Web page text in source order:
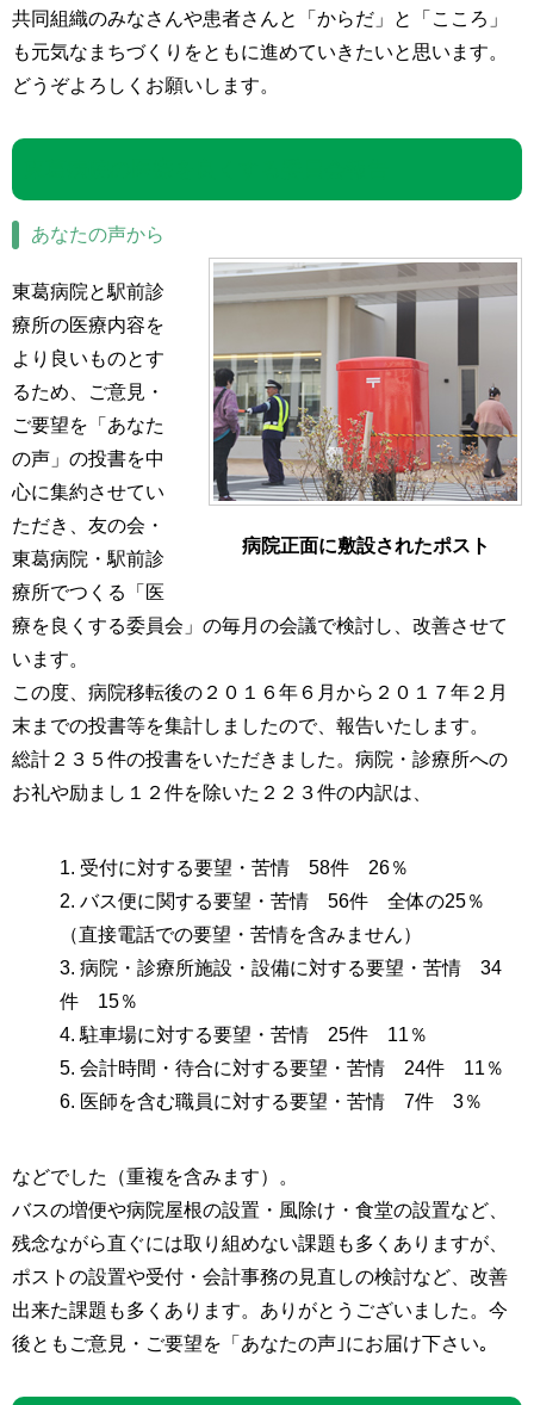
共同組織のみなさんや患者さんと「からだ」と「こころ」
も元気なまちづくりをともに進めていきたいと思います。
どうぞよろしくお願いします。
あなたの声から
病院正面に敷設されたポスト
東葛病院と駅前診
療所の医療内容を
より良いものとす
るため、ご意見・
ご要望を「あなた
の声」の投書を中
心に集約させてい
ただき、友の会・
東葛病院・駅前診
療所でつくる「医
療を良くする委員会」の毎月の会議で検討し、改善させて
います。
この度、病院移転後の２０１６年６月から２０１７年２月
末までの投書等を集計しましたので、報告いたします。
総計２３５件の投書をいただきました。病院・診療所への
お礼や励まし１２件を除いた２２３件の内訳は、
1. 受付に対する要望・苦情 58件 26％
2. バス便に関する要望・苦情 56件 全体の25％
（直接電話での要望・苦情を含みません）
3. 病院・診療所施設・設備に対する要望・苦情 34
件 15％
4. 駐車場に対する要望・苦情 25件 11％
5. 会計時間・待合に対する要望・苦情 24件 11％
6. 医師を含む職員に対する要望・苦情 7件 3％
などでした（重複を含みます）。
バスの増便や病院屋根の設置・風除け・食堂の設置など、
残念ながら直ぐには取り組めない課題も多くありますが、
ポストの設置や受付・会計事務の見直しの検討など、改善
出来た課題も多くあります。ありがとうございました。今
後ともご意見・ご要望を「あなたの声｣にお届け下さい｡